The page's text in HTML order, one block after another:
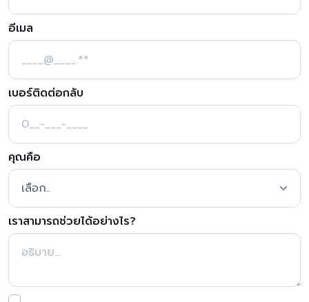
อีเมล
เบอร์ติดต่อกลับ
คุณคือ
เราสามารถช่วยได้อย่างไร?